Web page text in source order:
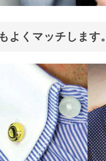
よくマッチします。